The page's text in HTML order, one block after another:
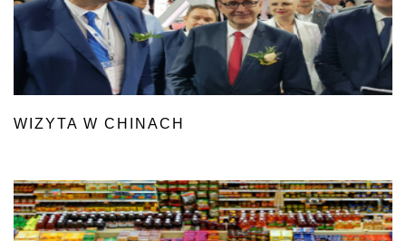
WIZYTA W CHINACH